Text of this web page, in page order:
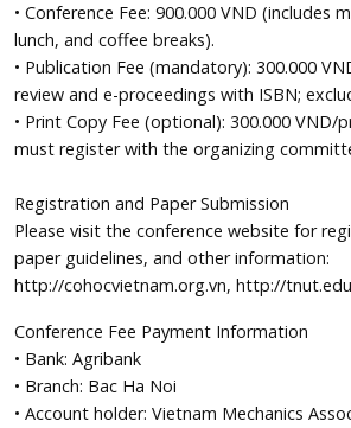
• Conference Fee: 900.000 VND (includes
lunch, and coffee breaks).
• Publication Fee (mandatory): 300.000
review and e-proceedings with ISBN;
• Print Copy Fee (optional): 300.000 VND/
must register with the organizing
Registration and Paper Submission
Please visit the conference website for
paper guidelines, and other information:
http://cohocvietnam.org.vn, http://
Conference Fee Payment Information
• Bank: Agribank
• Branch: Bac Ha Noi
• Account holder: Vietnam Mechanics